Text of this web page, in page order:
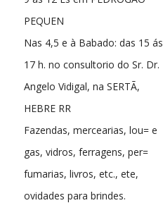
PEQUEN
Nas 4,5 e à Babado: das 15 ás
17 h. no consultorio do Sr. Dr.
Angelo Vidigal, na SERTÃ,
HEBRE RR
Fazendas, mercearias, lou= e
gas, vidros, ferragens, per=
fumarias, livros, etc., ete,
ovidades para brindes.